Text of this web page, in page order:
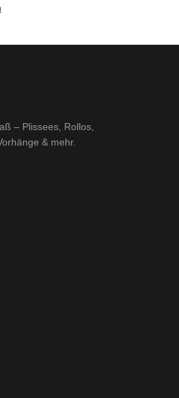
– Plissees, Rollos,
& mehr.